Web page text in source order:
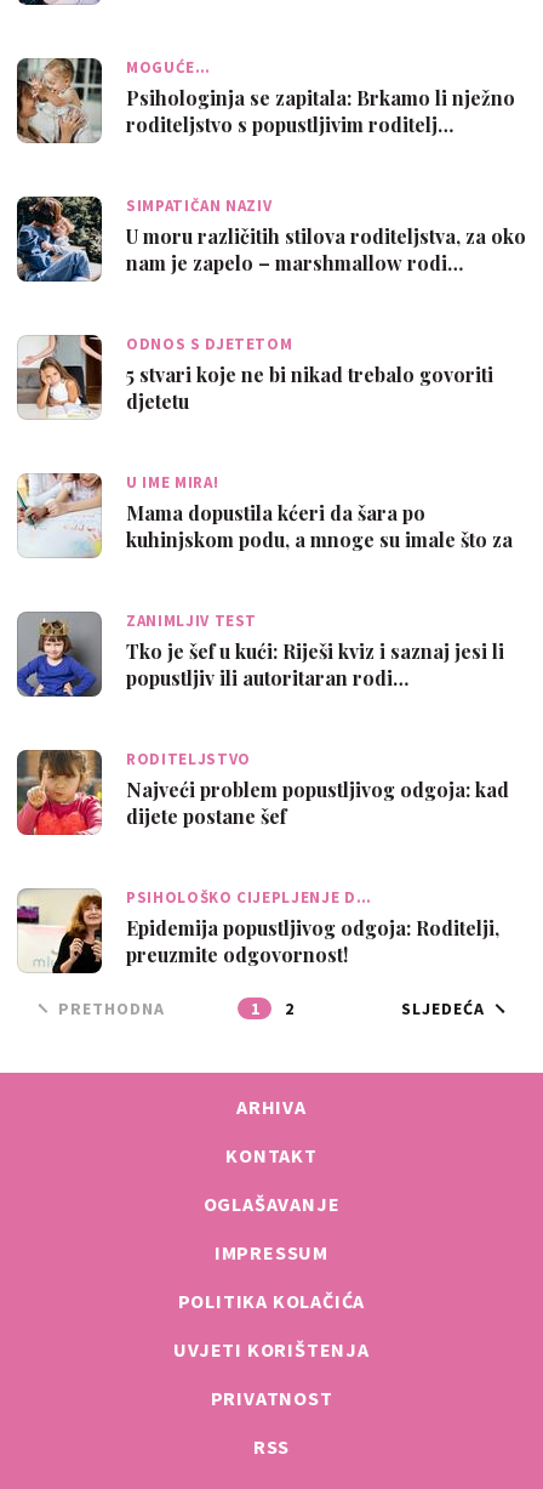
MOGUĆE…
Psihologinja se zapitala: Brkamo li nježno
roditeljstvo s popustljivim roditelj…
SIMPATIČAN NAZIV
U moru različitih stilova roditeljstva, za oko
nam je zapelo – marshmallow rodi…
ODNOS S DJETETOM
5 stvari koje ne bi nikad trebalo govoriti
djetetu
U IME MIRA!
Mama dopustila kćeri da šara po
kuhinjskom podu, a mnoge su imale što za
ZANIMLJIV TEST
Tko je šef u kući: Riješi kviz i saznaj jesi li
popustljiv ili autoritaran rodi…
RODITELJSTVO
Najveći problem popustljivog odgoja: kad
dijete postane šef
PSIHOLOŠKO CIJEPLJENJE D…
Epidemija popustljivog odgoja: Roditelji,
preuzmite odgovornost!
PRETHODNA 1 2 SLJEDEĆA
ARHIVA
KONTAKT
OGLAŠAVANJE
IMPRESSUM
POLITIKA KOLAČIĆA
UVJETI KORIŠTENJA
PRIVATNOST
RSS